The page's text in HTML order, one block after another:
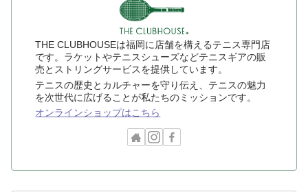
THE CLUBHOUSEは福岡に店舗を構えるテニス専門店
です。ラケットやテニスシューズなどテニスギアの販
売とストリングサービスを提供しています。
テニスの歴史とカルチャーを守り伝え、テニスの魅力
を次世代に広げることが私たちのミッションです。
オンラインショップはこちら